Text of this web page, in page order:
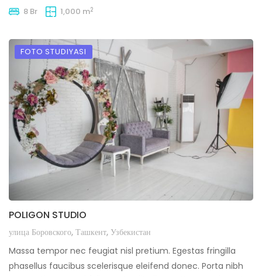
8 Br 1,000 m2
FOTO STUDIYASI
POLIGON STUDIO
улица Боровского, Ташкент, Узбекистан
Massa tempor nec feugiat nisl pretium. Egestas fringilla
phasellus faucibus scelerisque eleifend donec. Porta nibh